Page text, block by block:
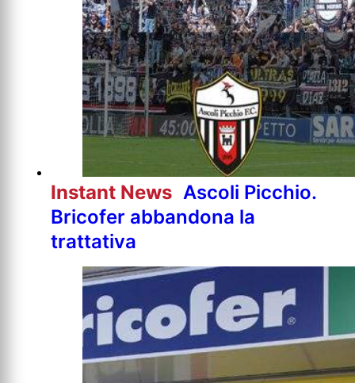
Instant News Ascoli Picchio.
Bricofer abbandona la
trattativa